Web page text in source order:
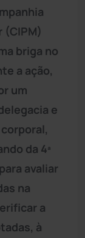
briga no
a ação,
um
e
da 4ª
avaliar
na
a
à